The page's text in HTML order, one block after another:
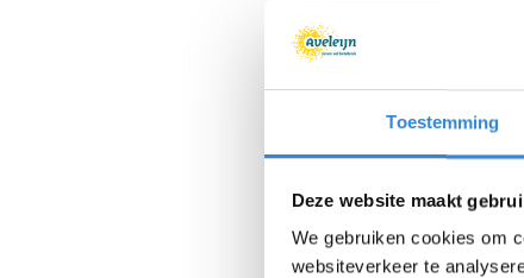
Toestemming
Deze website maakt
We gebruiken cookies om
websiteverkeer te